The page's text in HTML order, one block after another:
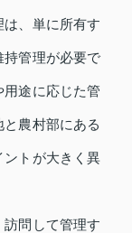
は、単に所有す
持管理が必要で
途に応じた管
農村部にある
ントが大きく異
訪問して管理す